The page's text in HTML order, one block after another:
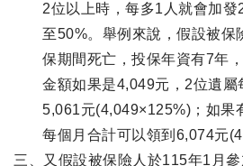
2位以上時，每多1人就會加
至50%。舉例來說，假設被保
保期間死亡，投保年資有7年
金額如果是4,049元，2位遺屬
5,061元(4,049×125%)；如果
每個月合計可以領到6,074元
三、又假設被保險人於115年1月